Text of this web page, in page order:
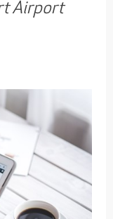
Airport